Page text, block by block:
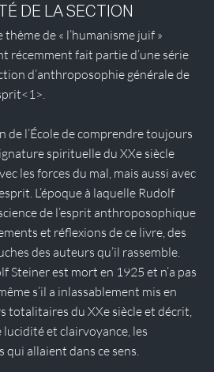
DE LA SECTION
de « l’humanisme juif »
récemment fait partie d’une série
d’anthroposophie générale de
de l’École de comprendre toujours
spirituelle du XXe siècle
les forces du mal, mais aussi avec
L’époque à laquelle Rudolf
de l’esprit anthroposophique
et réflexions de ce livre, des
des auteurs qu’il rassemble.
Steiner est mort en 1925 et n’a pas
s’il a inlassablement mis en
totalitaires du XXe siècle et décrit,
et clairvoyance, les
allaient dans ce sens.